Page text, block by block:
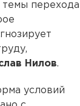
темы перехода
Нилов.
условий